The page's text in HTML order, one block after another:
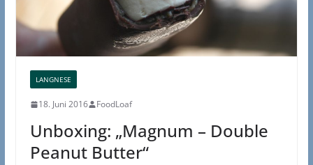
LANGNESE
18. Juni 2016 FoodLoaf
Unboxing: „Magnum – Double
Peanut Butter“